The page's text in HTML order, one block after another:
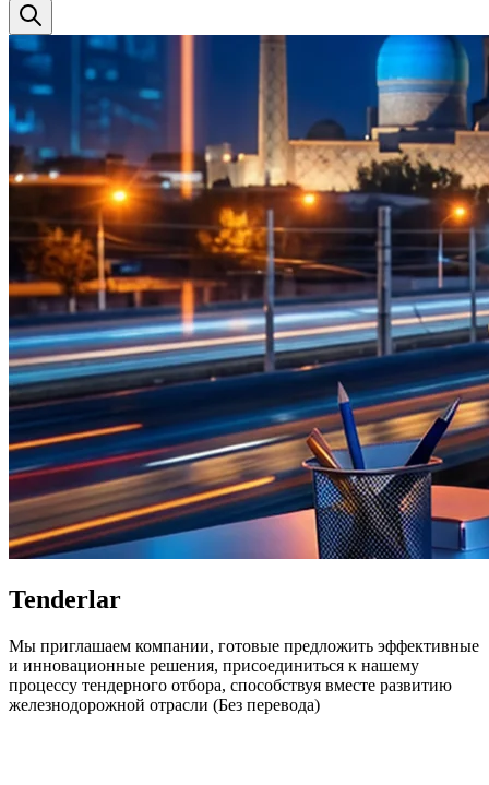
Tenderlar
Мы приглашаем компании, готовые предложить эффективные
и инновационные решения, присоединиться к нашему
процессу тендерного отбора, способствуя вместе развитию
железнодорожной отрасли (Без перевода)